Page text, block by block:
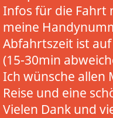
Infos für die Fahrt
meine
Abfahrtszeit ist
(15-30min
Ich wünsche allen
Reise und eine
Vielen Dank und